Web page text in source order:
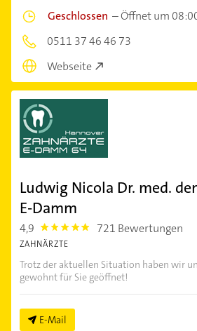
Geschlossen –Öffnet um
0511 37 46 46 73
Webseite
Ludwig Nicola Dr. med.
E-Damm
4,9 4.9 721 Bewertungen
ZAHNÄRZTE
Trotz der aktuellen Situation haben wir
gewohnt für Sie geöffnet!
E-Mail